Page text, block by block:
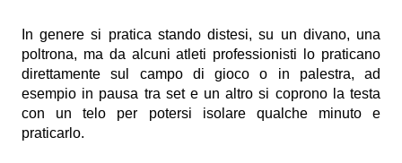
In genere si pratica stando distesi, su un divano, una
poltrona, ma da alcuni atleti professionisti lo praticano
direttamente sul campo di gioco o in palestra, ad
esempio in pausa tra set e un altro si coprono la testa
con un telo per potersi isolare qualche minuto e
praticarlo.